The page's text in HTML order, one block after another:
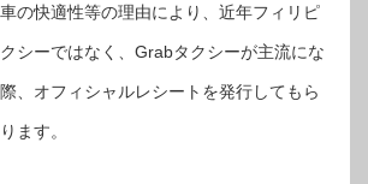
の快適性等の理由により、近年フィリピ
シーではなく、Grabタクシーが主流にな
、オフィシャルレシートを発行してもら
ます。